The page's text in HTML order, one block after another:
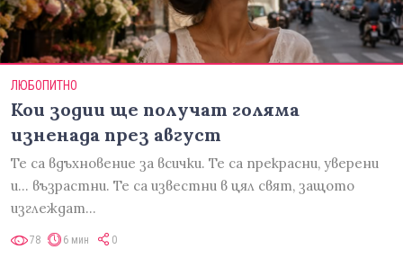
ЛЮБОПИТНО
Кои зодии ще получат голяма
изненада през август
Те са вдъхновение за всички. Те са прекрасни, уверени
и... възрастни. Те са известни в цял свят, защото
изглеждат…
78 6 мин 0